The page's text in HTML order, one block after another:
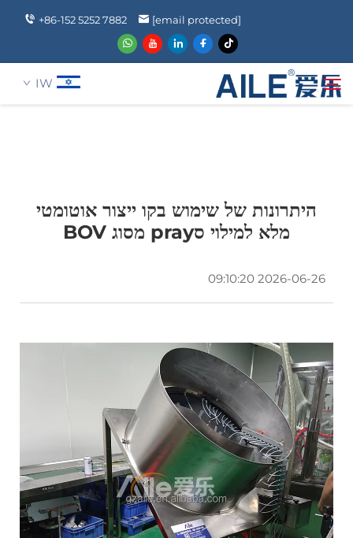
+86-152 5252 7882 [email protected]
IW
מוצרים
שאלה נפוצה
לְהִתְחַבֵּר אֵלֵינוּ
התקנה
היתרונות של שימוש בקו ייצור אוטומטי
מלא למילוי סpray מסוג BOV
2026-06-26 09:10:20